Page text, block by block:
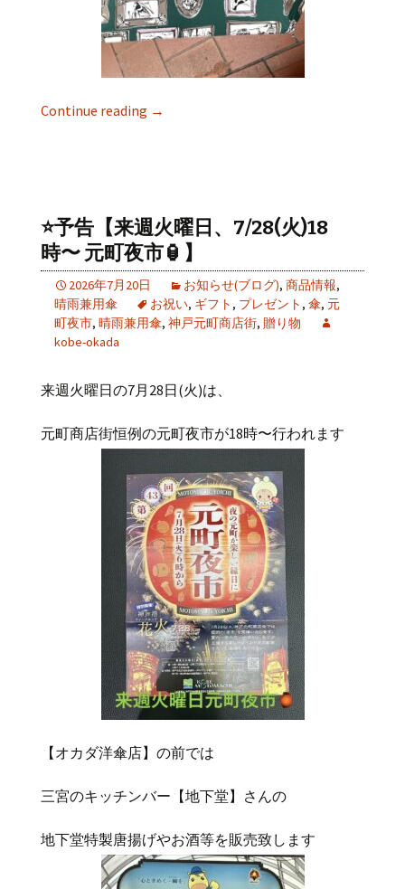
Continue reading →
⭐️予告【来週火曜日、7/28(火)18
時〜 元町夜市🏮】
2026年7月20日 お知らせ(ブログ), 商品情報,
晴雨兼用傘
お祝い, ギフト , プレゼント , 傘, 元
町夜市, 晴雨兼用傘, 神戸元町商店街, 贈り物
kobe-okada
来週火曜日の7月 28日(火)は、
元町商店街恒例の元町夜市が18時〜行われます
【オカダ洋傘店】の前では
三宮のキッチンバー【地下堂】さんの
地下堂特製唐揚げやお酒等を販売致します